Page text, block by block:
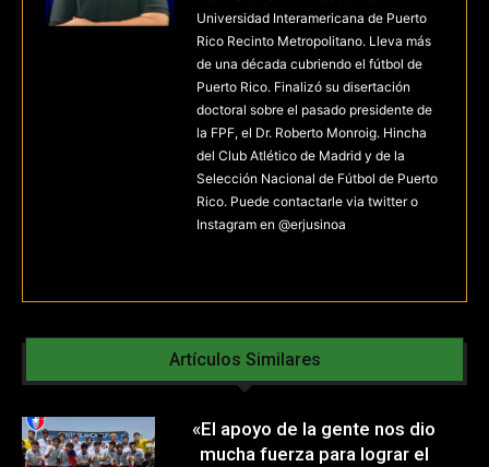
Universidad Interamericana de Puerto
Rico Recinto Metropolitano. Lleva más
de una década cubriendo el fútbol de
Puerto Rico. Finalizó su disertación
doctoral sobre el pasado presidente de
la FPF, el Dr. Roberto Monroig. Hincha
del Club Atlético de Madrid y de la
Selección Nacional de Fútbol de Puerto
Rico. Puede contactarle via twitter o
Instagram en @erjusinoa
Artículos Similares
«El apoyo de la gente nos dio
mucha fuerza para lograr el